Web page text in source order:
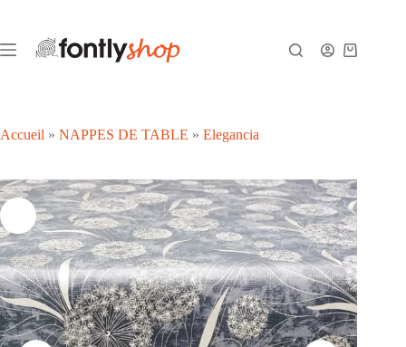
contenu
Panier
Accueil » NAPPES DE TABLE » Elegancia